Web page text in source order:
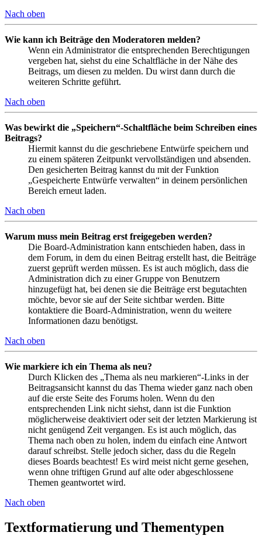
Nach oben
Wie kann ich Beiträge den Moderatoren melden?
Wenn ein Administrator die entsprechenden Berechtigungen
vergeben hat, siehst du eine Schaltfläche in der Nähe des
Beitrags, um diesen zu melden. Du wirst dann durch die
weiteren Schritte geführt.
Nach oben
Was bewirkt die „Speichern“-Schaltfläche beim Schreiben eines
Beitrags?
Hiermit kannst du die geschriebene Entwürfe speichern und
zu einem späteren Zeitpunkt vervollständigen und absenden.
Den gesicherten Beitrag kannst du mit der Funktion
„Gespeicherte Entwürfe verwalten“ in deinem persönlichen
Bereich erneut laden.
Nach oben
Warum muss mein Beitrag erst freigegeben werden?
Die Board-Administration kann entschieden haben, dass in
dem Forum, in dem du einen Beitrag erstellt hast, die Beiträge
zuerst geprüft werden müssen. Es ist auch möglich, dass die
Administration dich zu einer Gruppe von Benutzern
hinzugefügt hat, bei denen sie die Beiträge erst begutachten
möchte, bevor sie auf der Seite sichtbar werden. Bitte
kontaktiere die Board-Administration, wenn du weitere
Informationen dazu benötigst.
Nach oben
Wie markiere ich ein Thema als neu?
Durch Klicken des „Thema als neu markieren“-Links in der
Beitragsansicht kannst du das Thema wieder ganz nach oben
auf die erste Seite des Forums holen. Wenn du den
entsprechenden Link nicht siehst, dann ist die Funktion
möglicherweise deaktiviert oder seit der letzten Markierung ist
nicht genügend Zeit vergangen. Es ist auch möglich, das
Thema nach oben zu holen, indem du einfach eine Antwort
darauf schreibst. Stelle jedoch sicher, dass du die Regeln
dieses Boards beachtest! Es wird meist nicht gerne gesehen,
wenn ohne triftigen Grund auf alte oder abgeschlossene
Themen geantwortet wird.
Nach oben
Textformatierung und Thementypen